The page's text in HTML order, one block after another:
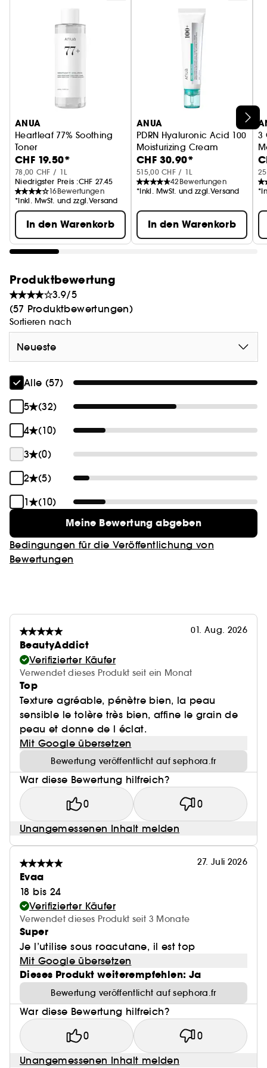
boosten, sodass du dich über einenstrahlenden
freuen kannst.
• Enthält Hyaluronsäure und Polyglutaminsäure –
hydratisierte und glatte Haut.
ANUA
Heartleaf 77% Soothing
Toner
Beruhigend und hydratisierend
CHF 19.50*
78,00 CHF / 1L
Niedrigster Preis :CHF 27.45
16Bewertungen
*Inkl. MwSt. und zzgl.Versand
In den Warenkorb
ANUA
PDRN Hyaluronic Acid 100
Moisturizing Cream
Feuchtigkeitscreme
CHF 30.90*
515,00 CHF / 1L
42 Bewertungen
*Inkl. MwSt. und zzgl.Versand
In den Warenkorb
3
Produktbewertung
3.9/5
(57 Produktbewertungen)
Sortieren nach
Neueste
Alle (57)
5
(32)
4
(10)
3
(0)
2
(5)
1
(10)
Meine Bewertung abgeben
Bedingungen für die Veröffentlichung von
Bewertungen
01. Aug. 2026
BeautyAddict
Verifizierter Käufer
Verwendet dieses Produkt seit ein Monat
Top
Texture agréable, pénètre bien, la peau
sensible le tolère très bien, affine le grain de
peau et donne de l éclat.
Mit Google übersetzen
Bewertung veröffentlicht auf sephora.fr
War diese Bewertung hilfreich?
0 0
Unangemessenen Inhalt melden
27. Juli 2026
Evaa
18 bis 24
Verifizierter Käufer
Verwendet dieses Produkt seit 3 Monate
Super
Je l’utilise sous roacutane, il est top
Mit Google übersetzen
Dieses Produkt weiterempfehlen: Ja
Bewertung veröffentlicht auf sephora.fr
War diese Bewertung hilfreich?
0 0
Unangemessenen Inhalt melden